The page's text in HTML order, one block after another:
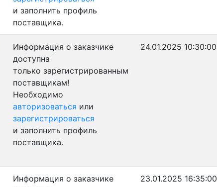
и заполнить профиль
поставщика.
Информация о заказчике
доступна
только зарегистрированным
поставщикам!
Необходимо
авторизоваться или
зарегистрироваться
и заполнить профиль
поставщика.
24.01.2025 10:30:00
Информация о заказчике
23.01.2025 16:35:00